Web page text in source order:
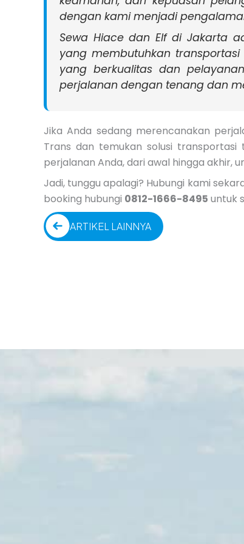
dengan kami menjadi
Sewa Hiace dan Elf di Jakarta
yang membutuhkan
yang berkualitas dan
perjalanan dengan tenang dan
Jika Anda sedang merencanakan
Trans dan temukan solusi
perjalanan Anda, dari awal hingga akhir,
Jadi, tunggu apalagi? Hubungi kami
booking hubungi 0812-1666-8495 untuk
ARTIKEL LAINNYA